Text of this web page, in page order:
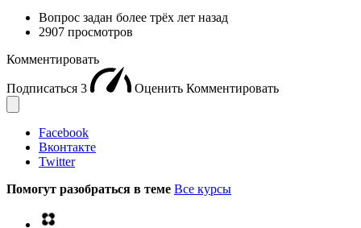
Вопрос задан более трёх лет назад
2907 просмотров
Комментировать
Подписаться 3 Оценить Комментировать
Facebook
Вконтакте
Twitter
Помогут разобраться в теме Все курсы